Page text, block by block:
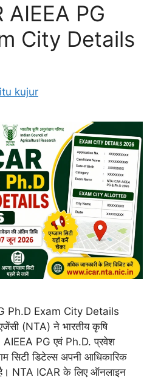
AIEEA PG
City Details
kujur
Ph.D Exam City Details
(NTA) ने भारतीय कृषि
AIEEA PG एवं Ph.D. प्रवेश
सिटी डिटेल्स अपनी आधिकारिक
है। NTA ICAR के लिए ऑनलाइन